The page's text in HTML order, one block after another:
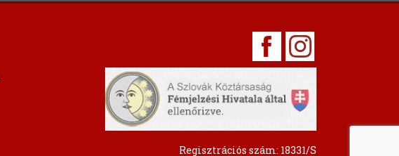
Regisztrációs szám: 18331/S